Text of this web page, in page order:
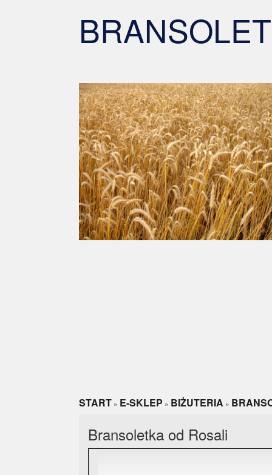
START » E-SKLEP » BIŻUTERIA »
Bransoletka od Rosali